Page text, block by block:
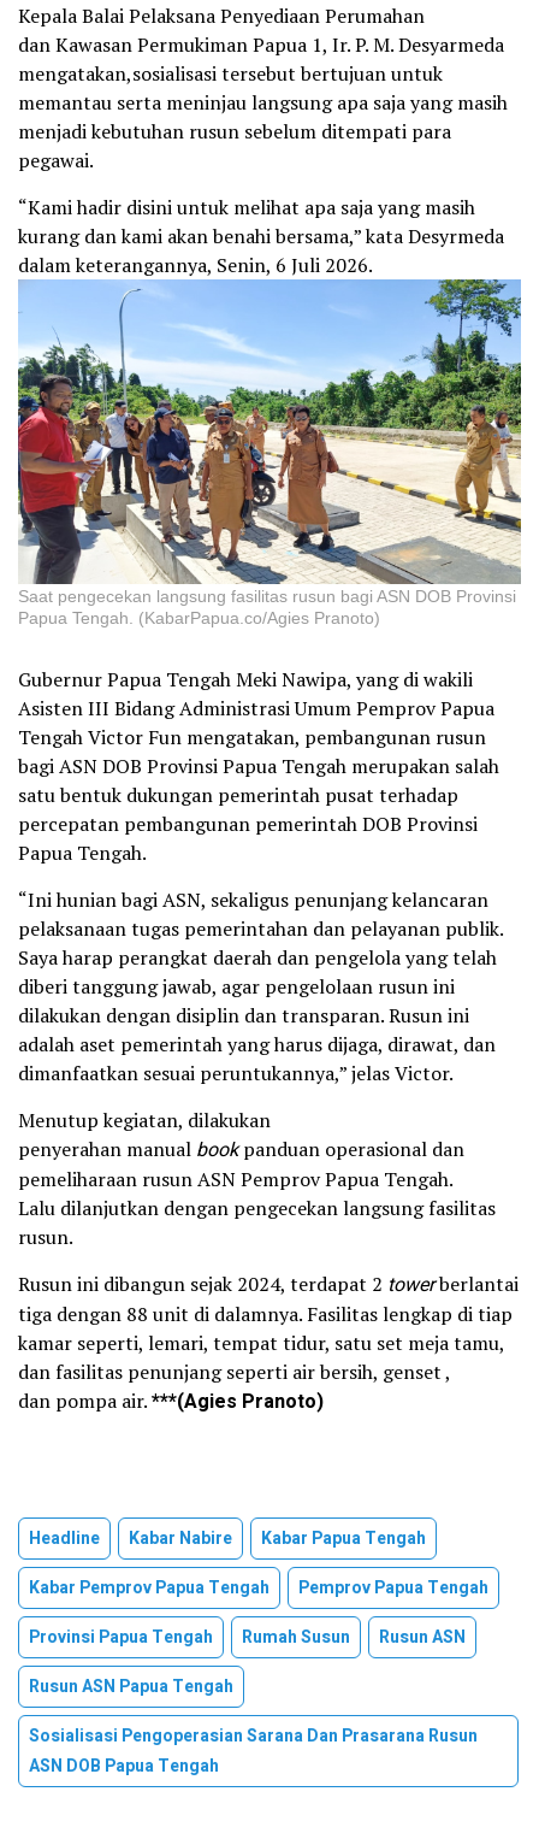
Kepala Balai Pelaksana Penyediaan Perumahan
dan Kawasan Permukiman Papua 1, Ir. P. M. Desyarmeda
mengatakan,sosialisasi tersebut bertujuan untuk
memantau serta meninjau langsung apa saja yang masih
menjadi kebutuhan rusun sebelum ditempati para
pegawai.
“Kami hadir disini untuk melihat apa saja yang masih
kurang dan kami akan benahi bersama,” kata Desyrmeda
dalam keterangannya, Senin, 6 Juli 2026.
Saat pengecekan langsung fasilitas rusun bagi ASN DOB Provinsi
Papua Tengah. (KabarPapua.co/Agies Pranoto)
Gubernur Papua Tengah Meki Nawipa, yang di wakili
Asisten III Bidang Administrasi Umum Pemprov Papua
Tengah Victor Fun mengatakan, pembangunan rusun
bagi ASN DOB Provinsi Papua Tengah merupakan salah
satu bentuk dukungan pemerintah pusat terhadap
percepatan pembangunan pemerintah DOB Provinsi
Papua Tengah.
“Ini hunian bagi ASN, sekaligus penunjang kelancaran
pelaksanaan tugas pemerintahan dan pelayanan publik.
Saya harap perangkat daerah dan pengelola yang telah
diberi tanggung jawab, agar pengelolaan rusun ini
dilakukan dengan disiplin dan transparan. Rusun ini
adalah aset pemerintah yang harus dijaga, dirawat, dan
dimanfaatkan sesuai peruntukannya,” jelas Victor.
Menutup kegiatan, dilakukan
penyerahan manual bookpanduan operasional dan
pemeliharaan rusun ASN Pemprov Papua Tengah.
Lalu dilanjutkan dengan pengecekan langsung fasilitas
rusun.
Rusun ini dibangun sejak 2024, terdapat 2 towerberlantai
tiga dengan 88 unit di dalamnya. Fasilitas lengkap di tiap
kamar seperti, lemari, tempat tidur, satu set meja tamu,
dan fasilitas penunjang seperti air bersih, genset ,
dan pompa air.***(Agies Pranoto)
Headline Kabar Nabire
Kabar Papua Tengah
Kabar Pemprov Papua Tengah
Pemprov Papua Tengah
Provinsi Papua Tengah
Rumah Susun
Rusun ASN
Rusun ASN Papua Tengah
Sosialisasi Pengoperasian Sarana Dan Prasarana Rusun
ASN DOB Papua Tengah